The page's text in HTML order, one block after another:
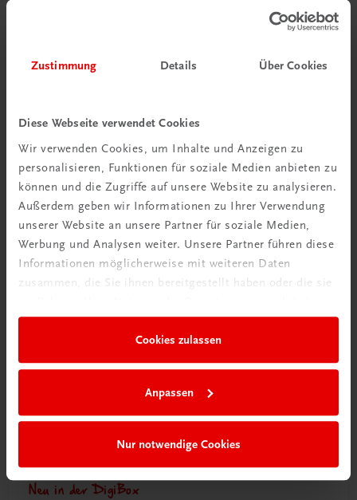
Zustimmung Details Über Cookies
Diese Webseite verwendet Cookies
Wir verwenden Cookies, um Inhalte und Anzeigen zu
personalisieren, Funktionen für soziale Medien anbieten zu
können und die Zugriffe auf unsere Website zu analysieren.
Außerdem geben wir Informationen zu Ihrer Verwendung
unserer Website an unsere Partner für soziale Medien,
Werbung und Analysen weiter. Unsere Partner führen diese
Informationen möglicherweise mit weiteren Daten
zusammen, die Sie ihnen bereitgestellt haben oder die sie
Cookies zulassen
Anpassen
Nur notwendige Cookies
Schon entdeckt?
Ratgeber Schulpraxis
Mehr dazu
Neu in der DigiBox